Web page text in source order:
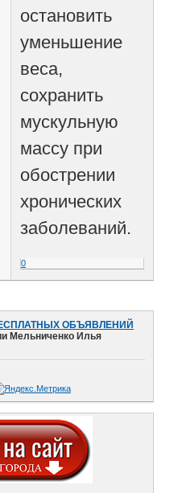
остановить
уменьшение
веса,
сохранить
мускульную
массу при
обострении
хронических
заболеваний.
0
ОБЪЯВЛЕНИЙ
Мельниченко Илья